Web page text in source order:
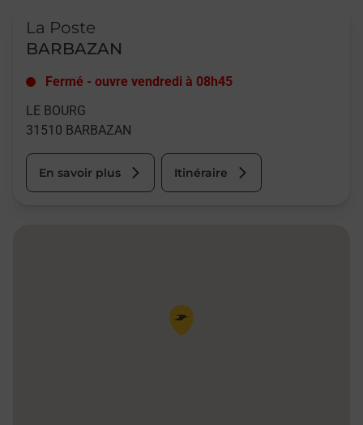
La Poste
BARBAZAN
Fermé - ouvre vendredi à 08h45
LE BOURG
31510 BARBAZAN
En savoir plus Itinéraire
Pin de la carte